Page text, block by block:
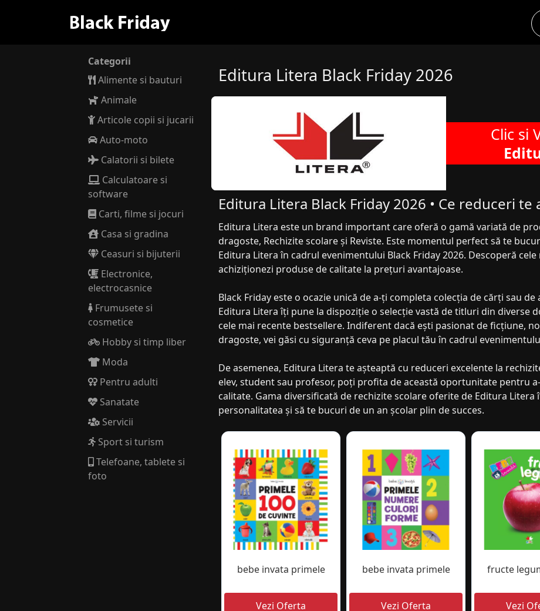
Editura Litera Black Friday 2026
Clic si
Editura Litera Black Friday 2026 • Ce reduceri te
Editura Litera este un brand important care oferă o gamă variată de
dragoste, Rechizite scolare și Reviste. Este momentul perfect să te
Editura Litera în cadrul evenimentului Black Friday 2026. Descoperă
achiziționezi produse de calitate la prețuri avantajoase.
Black Friday este o ocazie unică de a-ți completa colecția de cărți sau
Editura Litera îți pune la dispoziție o selecție vastă de titluri din diverse
cele mai recente bestsellere. Indiferent dacă ești pasionat de ficțiune,
dragoste, vei găsi cu siguranță ceva pe placul tău în cadrul
De asemenea, Editura Litera te așteaptă cu reduceri excelente la
elev, student sau profesor, poți profita de această oportunitate pentru
calitate. Gama diversificată de rechizite scolare oferite de Editura
personalitatea și să te bucuri de un an școlar plin de succes.
bebe invata primele bebe invata primele fructe
Categorii
Alimente si bauturi
Animale
Articole copii si jucarii
Auto-moto
Calatorii si bilete
Calculatoare si
software
Carti, filme si jocuri
Casa si gradina
Ceasuri si bijuterii
Electronice,
electrocasnice
Frumusete si
cosmetice
Hobby si timp liber
Moda
Pentru adulti
Sanatate
Servicii
Sport si turism
Telefoane, tablete si
foto